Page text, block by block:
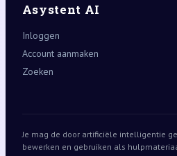
Asystent AI
Inloggen
Account aanmaken
Zoeken
Je mag de door artificiële intelligentie
bewerken en gebruiken als